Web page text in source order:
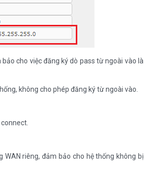
cho việc đăng ký dò pass từ ngoài vào là
không cho phép đăng ký từ ngoài vào.
WAN riêng, đảm bảo cho hệ thống không bị